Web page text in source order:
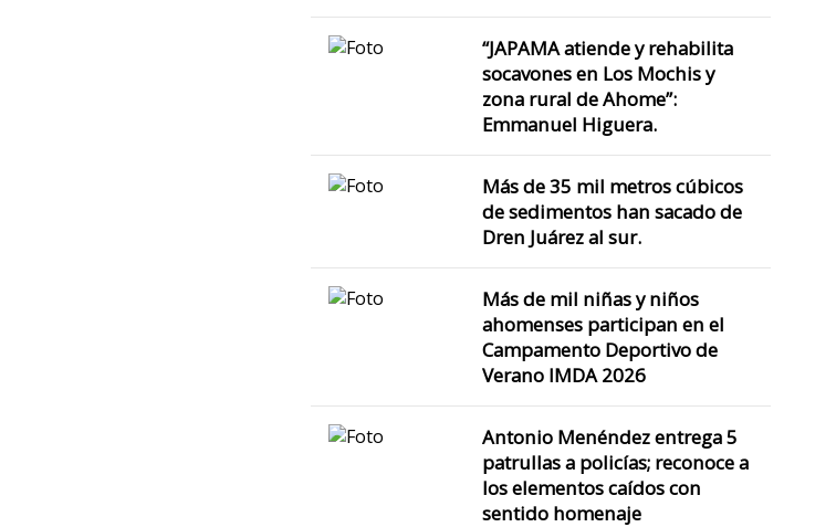
“JAPAMA atiende y rehabilita
socavones en Los Mochis y
zona rural de Ahome”:
Emmanuel Higuera.
Más de 35 mil metros cúbicos
de sedimentos han sacado de
Dren Juárez al sur.
Más de mil niñas y niños
ahomenses participan en el
Campamento Deportivo de
Verano IMDA 2026
Antonio Menéndez entrega 5
patrullas a policías; reconoce a
los elementos caídos con
sentido homenaje